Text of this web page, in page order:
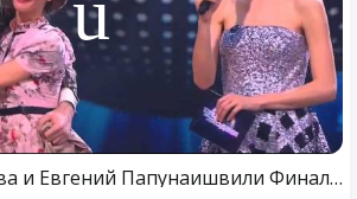
Светлана Иванова и Евгений Папунаишвили Финал (12) Танцы со звездами 25.04.2015 Рио-Рита